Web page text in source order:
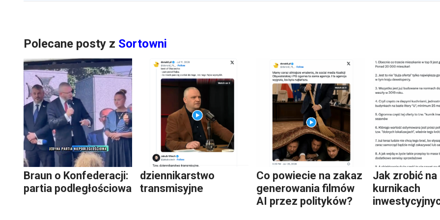
Polecane posty z Sortowni
Braun o Konfederacji:
partia podległościowa
dziennikarstwo
transmisyjne
Co powiecie na zakaz
generowania filmów
AI przez polityków?
Jak zrobić na
kurnikach